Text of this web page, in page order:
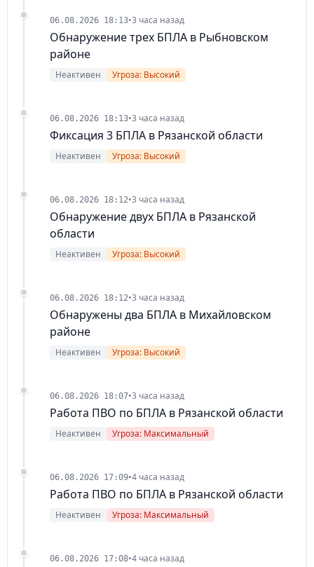
06.08.2026 18:13•3 часа назад
Обнаружение трех БПЛА в Рыбновском
районе
Неактивен Угроза: Высокий
06.08.2026 18:13•3 часа назад
Фиксация 3 БПЛА в Рязанской области
Неактивен Угроза: Высокий
06.08.2026 18:12•3 часа назад
Обнаружение двух БПЛА в Рязанской
области
Неактивен Угроза: Высокий
06.08.2026 18:12•3 часа назад
Обнаружены два БПЛА в Михайловском
районе
Неактивен Угроза: Высокий
06.08.2026 18:07•3 часа назад
Работа ПВО по БПЛА в Рязанской области
Неактивен Угроза: Максимальный
06.08.2026 17:09•4 часа назад
Работа ПВО по БПЛА в Рязанской области
Неактивен Угроза: Максимальный
06.08.2026 17:08•4 часа назад